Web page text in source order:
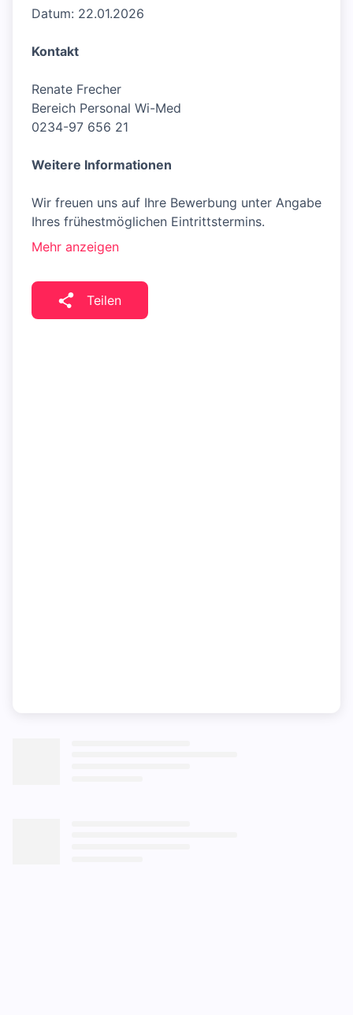
Datum: 22.01.2026
Kontakt
Renate Frecher
Bereich Personal Wi-Med
0234-97 656 21
Weitere Informationen
Wir freuen uns auf Ihre Bewerbung unter Angabe
Ihres frühestmöglichen Eintrittstermins.
Mehr anzeigen
Teilen